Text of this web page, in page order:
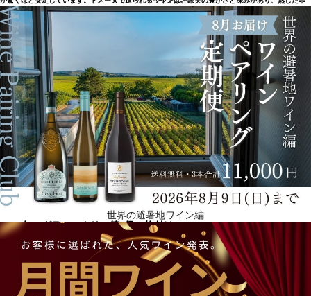
常に繊細なタンニンとバランスが取れているため、最高で数十年続く長期熟成が可能です。
1855年にグラン・クリュ第2級に格付け
コス・デストゥルネルの歴史は、ルイ・ガスパール・デストゥルネル侯爵（1753-1844）と切り離
せません。ルイ15世の時代に生まれ、第二帝政期に亡くなった彼が、人生で情熱を傾けたものはた
だひとつ、コス・デストゥルネルだけでした。彼は、1811年に相続したコス村の近くの葡萄樹の可
能性をすぐに見いだしたのです。コス・デストゥルネルのワインは、瞬く間にフランス国内外で大
成功を収めました。1853年に侯爵はこの世を去り、1855年のパリ万国博覧会で、シャトーがグラ
世界の避暑地ワイン編